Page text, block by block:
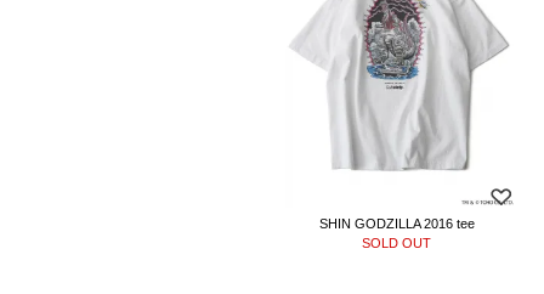
SHIN GODZILLA 2016 tee
SOLD OUT